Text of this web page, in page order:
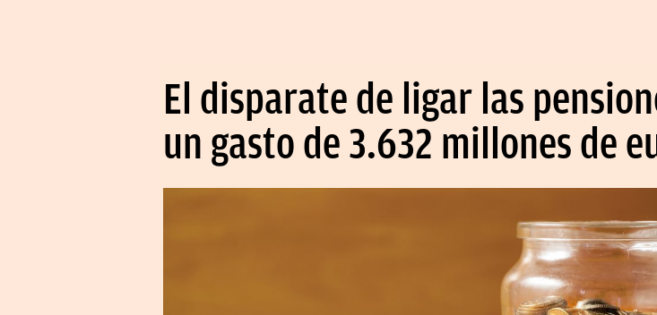
El disparate de ligar las
un gasto de 3.632 millones de